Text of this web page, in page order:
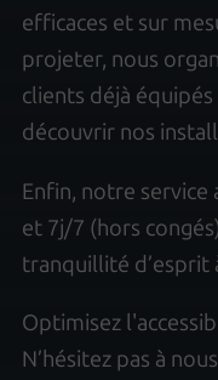
efficaces et sur
projeter, nous
clients déjà
découvrir nos
Enfin, notre service
et 7j/7 (hors
tranquillité d’esprit
Optimisez
N’hésitez pas à